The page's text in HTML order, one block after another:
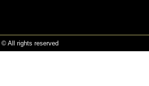
All rights reserved